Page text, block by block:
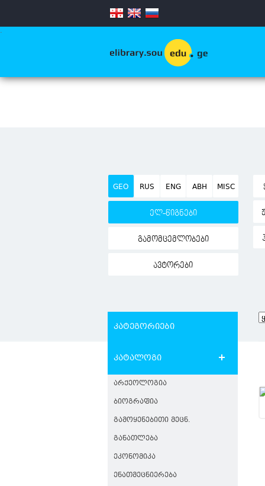
.
GEO RUS ENG ABH MISC
ელ-წიგნები
გამომცემლობები
ავტორები
კატეგორიები
კატალოგი
ᲐᲠᲥᲔᲝᲚᲝᲒᲘᲐ
ᲑᲘᲝᲒᲠᲐᲤᲘᲐ
ᲒᲐᲛᲝᲧᲔᲜᲔᲑᲘᲗᲘ ᲛᲔᲪᲜ.
ᲒᲐᲜᲐᲗᲚᲔᲑᲐ
ᲔᲙᲝᲜᲝᲛᲘᲙᲐ
ᲔᲜᲐᲗᲛᲔᲪᲜᲘᲔᲠᲔᲑᲐ